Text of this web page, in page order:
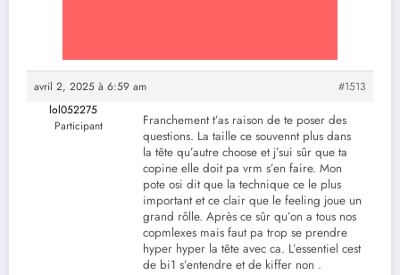
avril 2, 2025 à 6:59 am
#1513
lol052275
Participant
Franchement t’as raison de te poser des
questions. La taille ce souvennt plus dans
la tête qu’autre choose et j’sui sûr que ta
copine elle doit pa vrm s’en faire. Mon
pote osi dit que la technique ce le plus
important et ce clair que le feeling joue un
grand rôlle. Après ce sûr qu’on a tous nos
copmlexes mais faut pa trop se prendre
hyper hyper la tête avec ca. L’essentiel cest
de bi1 s’entendre et de kiffer non .